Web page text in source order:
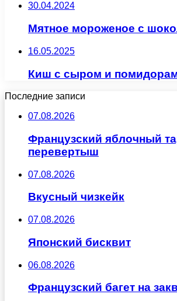
30.04.2024
Мятное мороженое с
16.05.2025
Киш с сыром и
Последние записи
07.08.2026
Французский яблочный
перевертыш
07.08.2026
Вкусный чизкейк
07.08.2026
Японский бисквит
06.08.2026
Французский багет на